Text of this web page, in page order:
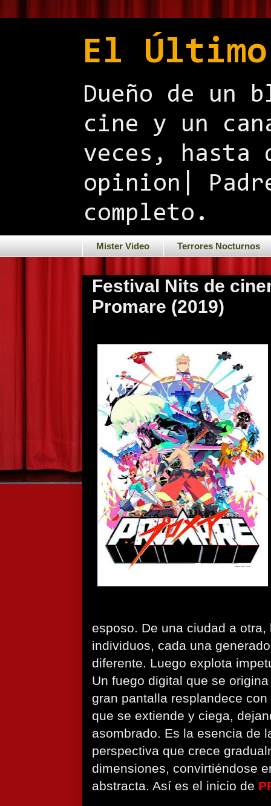
El
Dueño de un
cine y un
veces, hasta
opinion|
completo.
Mister Video Terrores Nocturnos
Festival Nits de
Promare (2019)
esposo. De una ciudad a
individuos, cada una
diferente. Luego explota
Un fuego digital que se
gran pantalla resplandece
que se extiende y ciega,
asombrado. Es la esencia de
perspectiva que crece
dimensiones, convirtiéndose
abstracta. Así es el inicio de